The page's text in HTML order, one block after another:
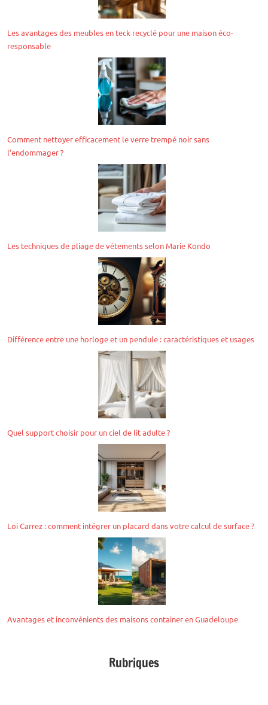
Les avantages des meubles en teck recyclé pour une maison éco-
responsable
Comment nettoyer efficacement le verre trempé noir sans
l’endommager ?
Les techniques de pliage de vêtements selon Marie Kondo
Différence entre une horloge et un pendule : caractéristiques et usages
Quel support choisir pour un ciel de lit adulte ?
Loi Carrez : comment intégrer un placard dans votre calcul de surface ?
Avantages et inconvénients des maisons container en Guadeloupe
Rubriques